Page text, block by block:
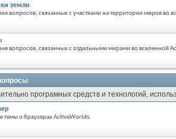
земли
вопросов, связанных с участками на территории миров во
вопросов, связанных с отдельными мирами во вселенной
програмных средств и технологий,
темы о браузерах ActiveWorlds.